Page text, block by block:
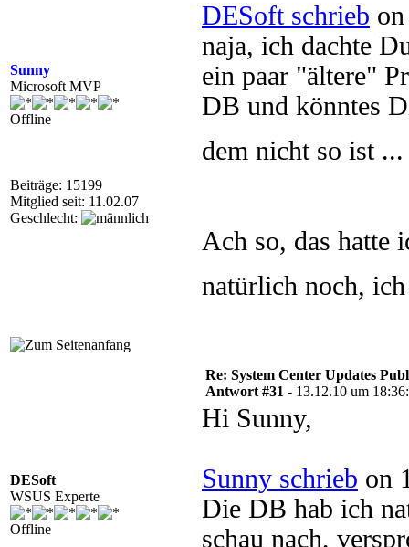
Sunny
Microsoft MVP
Offline
Beiträge: 15199
Mitglied seit: 11.02.07
Geschlecht:
DESoft schrieb
naja, ich dachte
ein paar "ältere"
DB und könntes
dem nicht so ist
Ach so, das hatte
natürlich noch,
DESoft
WSUS Experte
Offline
Re: System Center Updates
Antwort #31 - 13.12.10 um
Hi Sunny,
Sunny schrieb on
Die DB hab ich
schau nach,